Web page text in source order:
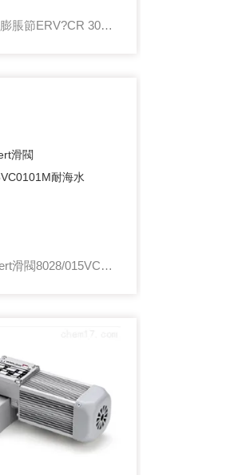
Elaflex膨脹節ERV?CR 300.16短結構設計
Schubert滑閥8028/015VC0101M耐海水